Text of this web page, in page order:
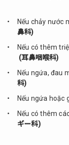
Nếu chảy nước
鼻科)
Nếu có thêm
(耳鼻咽喉科)
Nếu ngứa, đau
科)
Nếu ngứa hoặc
Nếu có thêm
ギー科)